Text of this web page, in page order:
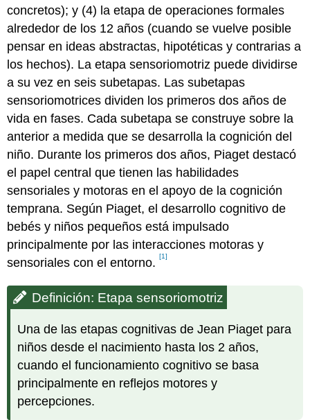
concretos); y (4) la etapa de operaciones formales
alrededor de los 12 años (cuando se vuelve posible
pensar en ideas abstractas, hipotéticas y contrarias a
los hechos). La etapa sensoriomotriz puede dividirse
a su vez en seis subetapas. Las subetapas
sensoriomotrices dividen los primeros dos años de
vida en fases. Cada subetapa se construye sobre la
anterior a medida que se desarrolla la cognición del
niño. Durante los primeros dos años, Piaget destacó
el papel central que tienen las habilidades
sensoriales y motoras en el apoyo de la cognición
temprana. Según Piaget, el desarrollo cognitivo de
bebés y niños pequeños está impulsado
principalmente por las interacciones motoras y
sensoriales con el entorno.[1]
Definición: Etapa sensoriomotriz
Una de las etapas cognitivas de Jean Piaget para
niños desde el nacimiento hasta los 2 años,
cuando el funcionamiento cognitivo se basa
principalmente en reflejos motores y
percepciones.